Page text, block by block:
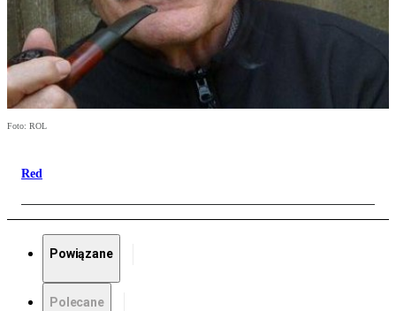
Foto: ROL
Red
Powiązane
Polecane